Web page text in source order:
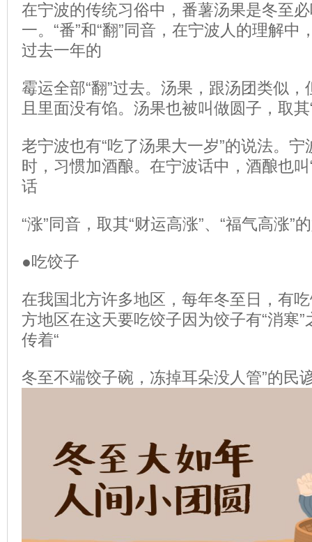
在宁波的传统习俗中，番薯汤果是冬至
一。“番”和“翻”同音，在宁波人的理解中
过去一年的
霉运全部“翻”过去。汤果，跟汤团类似
且里面没有馅。汤果也被叫做圆子，取其
老宁波也有“吃了汤果大一岁”的说法。
时，习惯加酒酿。在宁波话中，酒酿也叫
话
“涨”同音，取其“财运高涨”、“福气高涨”
●吃饺子
在我国北方许多地区，每年冬至日，有
方地区在这天要吃饺子因为饺子有“消寒
传着“
冬至不端饺子碗，冻掉耳朵没人管”的民